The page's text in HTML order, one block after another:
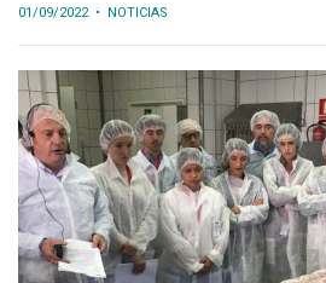
01/09/2022• NOTICIAS